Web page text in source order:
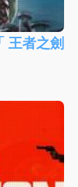
王者之劍